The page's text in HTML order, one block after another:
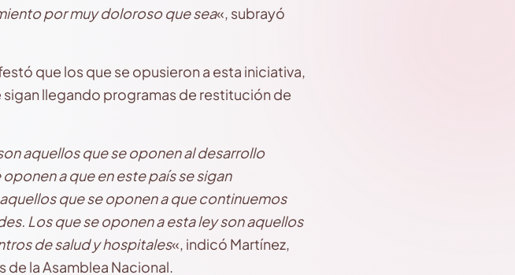
por muy doloroso que sea«, subrayó
que los que se opusieron a esta iniciativa,
sigan llegando programas de restitución de
aquellos que se oponen al desarrollo
a que en este país se sigan
que se oponen a que continuemos
Los que se oponen a esta ley son aquellos
de salud y hospitales«, indicó Martínez,
de la Asamblea Nacional.